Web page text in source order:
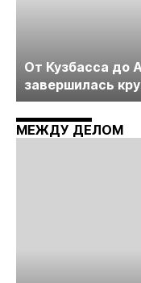
От Кузбасса до
завершилась
технологий
Майнинг»
МЕЖДУ ДЕЛОМ